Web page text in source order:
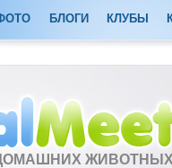
БЛОГИ КЛУБЫ